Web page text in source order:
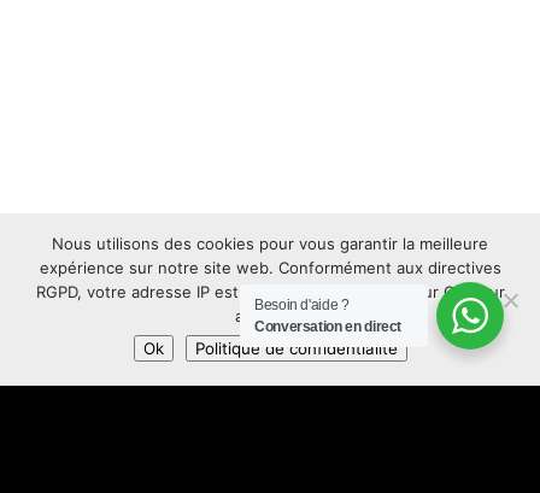
Besoin d'aide ?
Conversation en direct
Nous utilisons des cookies pour vous garantir la meilleure
expérience sur notre site web. Conformément aux directives
RGPD, votre adresse IP est anonymisée. Appuyez sur OK pour
accepter.
Ok
Politique de confidentialité